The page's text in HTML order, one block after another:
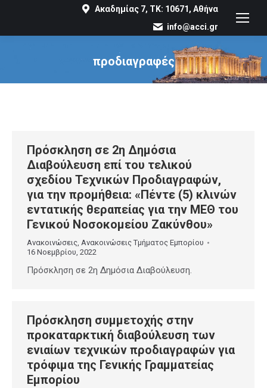
Ακαδημίας 7, ΤΚ: 10671, Αθήνα
info@acci.gr
προδιαγραφές
You are here:
Πρόσκληση σε 2η Δημόσια
Διαβούλευση επί του τελικού
σχεδίου Τεχνικών Προδιαγραφών,
για την προμήθεια: «Πέντε (5) κλινών
εντατικής θεραπείας για την ΜΕΘ του
Γενικού Νοσοκομείου Ζακύνθου»
Ανακοινώσεις, Ανακοινώσεις Τμήματος Εμπορίου
16 Νοεμβρίου, 2022
Πρόσκληση σε 2η Δημόσια Διαβούλευση.
Πρόσκληση συμμετοχής στην
προκαταρκτική διαβούλευση των
ενιαίων τεχνικών προδιαγραφών για
τρόφιμα της Γενικής Γραμματείας
Εμπορίου